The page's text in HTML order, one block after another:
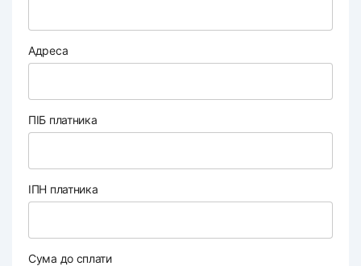
Адреса
ПІБ платника
ІПН платника
Сума до сплати